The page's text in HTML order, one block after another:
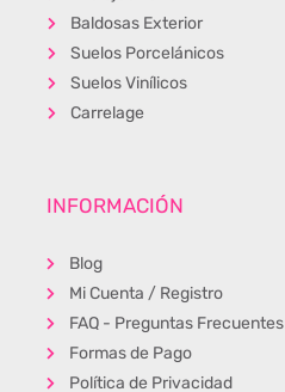
Baldosas Exterior
Suelos Porcelánicos
Suelos Vinílicos
Carrelage
INFORMACIÓN
Blog
Mi Cuenta / Registro
FAQ - Preguntas Frecuentes
Formas de Pago
Política de Privacidad